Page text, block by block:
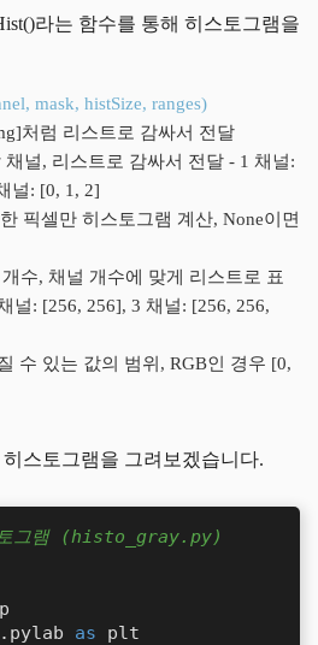
라는 함수를 통해 히스토그램을
mask, histSize, ranges)
처럼 리스트로 감싸서 전달
채널, 리스트로 감싸서 전달 - 1 채널:
널: [0, 1, 2]
픽셀만 히스토그램 계산, None이면
수, 채널 개수에 맞게 리스트로 표
널: [256, 256], 3 채널: [256, 256,
수 있는 값의 범위, RGB인 경우 [0,
스토그램을 그려보겠습니다.
그램 (histo_gray.py)
as plt